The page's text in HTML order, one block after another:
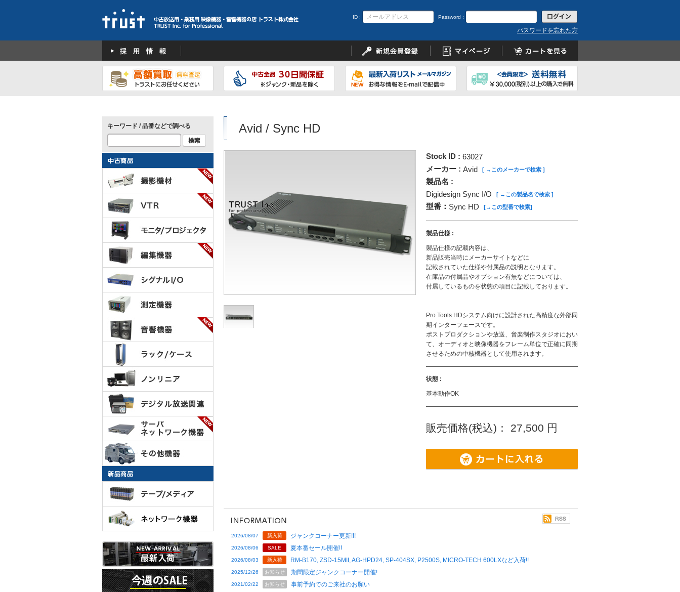
ID : Password :
パスワードを忘れた方
Avid / Sync HD
Stock ID : 63027
メーカー : Avid [ →このメーカーで検索 ]
製品名 :
Digidesign Sync I/O
[ →この製品名で検索 ]
型番： Sync HD [→この型番で検索]
製品仕様 :
製品仕様の記載内容は、
新品販売当時にメーカーサイトなどに
記載されていた仕様や付属品の説明となります。
在庫品の付属品やオプション有無などについては、
付属しているものを状態の項目に記載しております。
Pro Tools HDシステム向けに設計された高精度な外部同
期インターフェースです。
ポストプロダクションや放送、音楽制作スタジオにおい
て、オーディオと映像機器をフレーム単位で正確に同期
させるための中核機器として使用されます。
状態 :
基本動作OK
販売価格(税込)： 27,500 円
2026/08/07 新入荷 ジャンクコーナー更新!!!
2026/08/06 SALE 夏本番セール開催!!
2026/08/03 新入荷 RM-B170, ZSD-15MII, AG-HPD24, SP-404SX, P2500S, MICRO-TECH 600LXなど入荷!!
2025/12/26 お知らせ 期間限定ジャンクコーナー開催!
2021/02/22 お知らせ 事前予約でのご来社のお願い
キーワード / 品番などで調べる